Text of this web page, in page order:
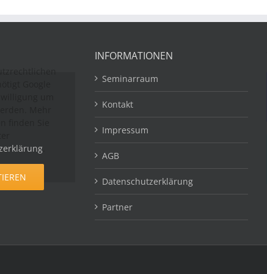
INFORMATIONEN
Seminarraum
Kontakt
Impressum
AGB
Datenschutzerklärung
Partner